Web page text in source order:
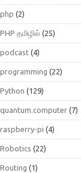
php (2)
PHP தமிழில் (25)
podcast (4)
programming (22)
Python (129)
quantum.computer (7)
raspberry-pi (4)
Robotics (22)
Routing (1)